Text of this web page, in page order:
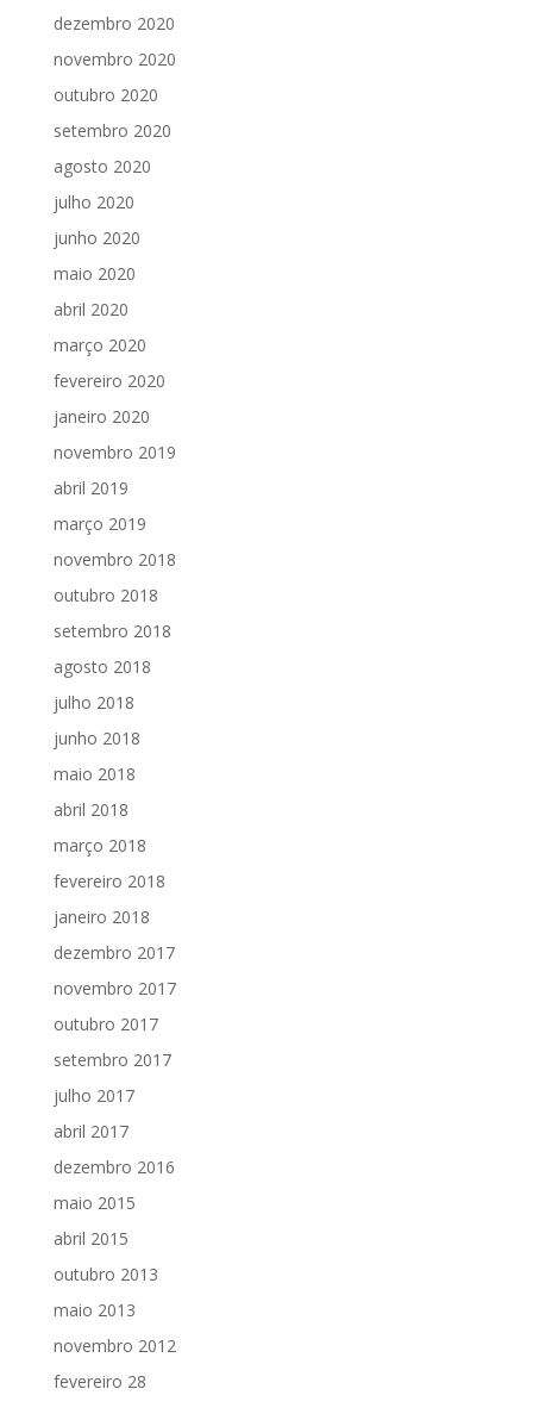
dezembro 2020
novembro 2020
outubro 2020
setembro 2020
agosto 2020
julho 2020
junho 2020
maio 2020
abril 2020
março 2020
fevereiro 2020
janeiro 2020
novembro 2019
abril 2019
março 2019
novembro 2018
outubro 2018
setembro 2018
agosto 2018
julho 2018
junho 2018
maio 2018
abril 2018
março 2018
fevereiro 2018
janeiro 2018
dezembro 2017
novembro 2017
outubro 2017
setembro 2017
julho 2017
abril 2017
dezembro 2016
maio 2015
abril 2015
outubro 2013
maio 2013
novembro 2012
fevereiro 28